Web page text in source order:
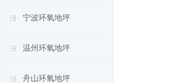
宁波环氧地坪
温州环氧地坪
舟山环氧地坪